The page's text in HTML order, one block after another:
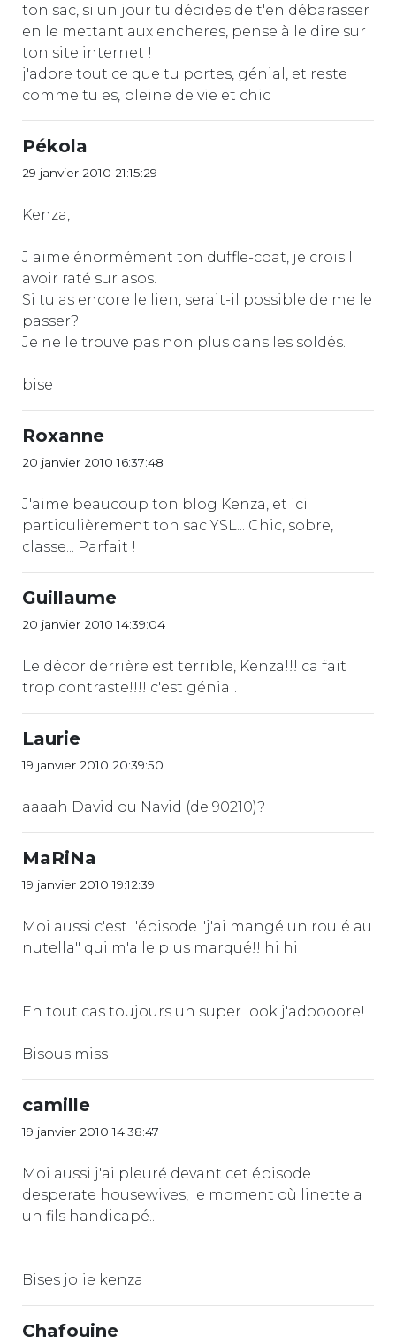
ton sac, si un jour tu décides de t'en débarasser
en le mettant aux encheres, pense à le dire sur
ton site internet !
j'adore tout ce que tu portes, génial, et reste
comme tu es, pleine de vie et chic
Pékola
29 janvier 2010 21:15:29
Kenza,
J aime énormément ton duffle-coat, je crois l
avoir raté sur asos.
Si tu as encore le lien, serait-il possible de me le
passer?
Je ne le trouve pas non plus dans les soldés.
bise
Roxanne
20 janvier 2010 16:37:48
J'aime beaucoup ton blog Kenza, et ici
particulièrement ton sac YSL... Chic, sobre,
classe... Parfait !
Guillaume
20 janvier 2010 14:39:04
Le décor derrière est terrible, Kenza!!! ca fait
trop contraste!!!! c'est génial.
Laurie
19 janvier 2010 20:39:50
aaaah David ou Navid (de 90210)?
MaRiNa
19 janvier 2010 19:12:39
Moi aussi c'est l'épisode "j'ai mangé un roulé au
nutella" qui m'a le plus marqué!! hi hi
En tout cas toujours un super look j'adoooore!
Bisous miss
camille
19 janvier 2010 14:38:47
Moi aussi j'ai pleuré devant cet épisode
desperate housewives, le moment où linette a
un fils handicapé...
Bises jolie kenza
Chafouine